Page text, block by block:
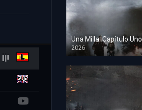
Una Milla: Capítulo Uno
2026
HD 1080p